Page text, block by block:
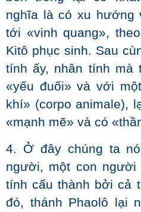
nghĩa là có xu hướng
tới «vinh quang»,
Kitô phục sinh. Sau
tính ấy, nhân tính mà
«yếu đuối» và với
khí» (corpo animale),
«mạnh mẽ» và có
4. Ở đây chúng ta
người, một con
tính cấu thành bởi cả
đó, thánh Phaolô lại